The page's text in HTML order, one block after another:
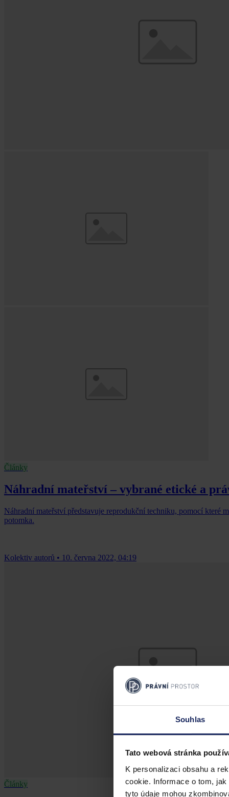
Souhlas
Tato webová stránka
K personalizaci obsahu a
cookie. Informace o tom,
tyto údaje mohou
Články
Náhradní mateřství – vybrané etické a
Náhradní mateřství představuje reprodukční techniku, pomocí které
potomka.
Kolektiv autorů • 10. června 2022, 04:19
Články